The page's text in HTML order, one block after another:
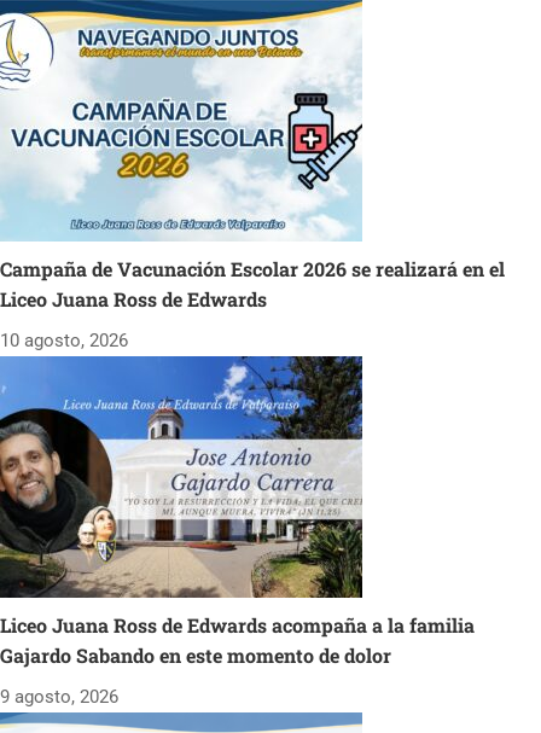
Campaña de Vacunación Escolar 2026 se realizará en el
Liceo Juana Ross de Edwards
10 agosto, 2026
Liceo Juana Ross de Edwards acompaña a la familia
Gajardo Sabando en este momento de dolor
9 agosto, 2026